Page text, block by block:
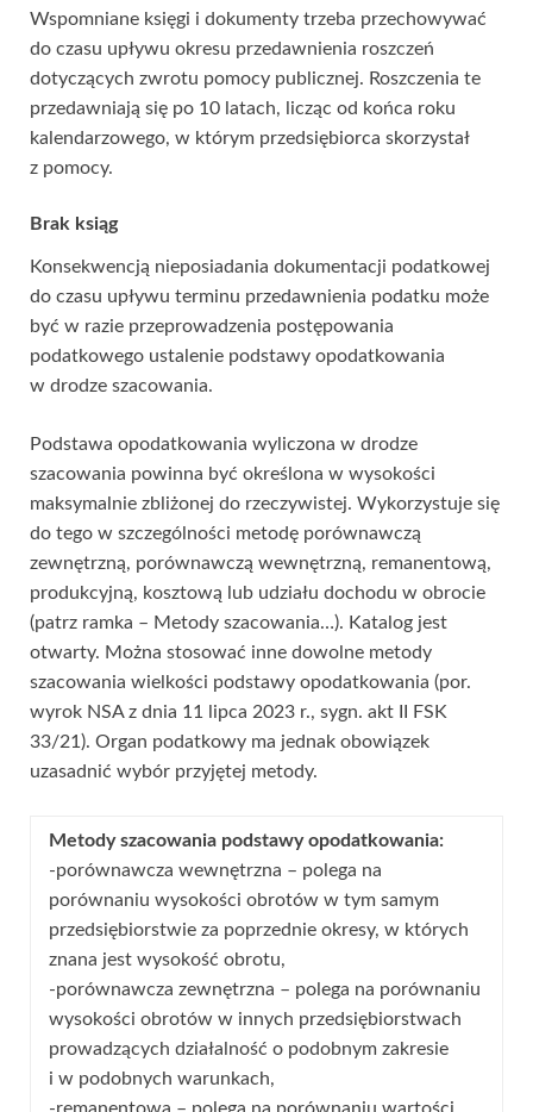
Wspomniane księgi i dokumenty trzeba przechowywać
do czasu upływu okresu przedawnienia roszczeń
dotyczących zwrotu pomocy publicznej. Roszczenia te
przedawniają się po 10 latach, licząc od końca roku
kalendarzowego, w którym przedsiębiorca skorzystał
z pomocy.
Brak ksiąg
Konsekwencją nieposiadania dokumentacji podatkowej
do czasu upływu terminu przedawnienia podatku może
być w razie przeprowadzenia postępowania
podatkowego ustalenie podstawy opodatkowania
w drodze szacowania.
Podstawa opodatkowania wyliczona w drodze
szacowania powinna być określona w wysokości
maksymalnie zbliżonej do rzeczywistej. Wykorzystuje się
do tego w szczególności metodę porównawczą
zewnętrzną, porównawczą wewnętrzną, remanentową,
produkcyjną, kosztową lub udziału dochodu w obrocie
(patrz ramka – Metody szacowania…). Katalog jest
otwarty. Można stosować inne dowolne metody
szacowania wielkości podstawy opodatkowania (por.
wyrok NSA z dnia 11 lipca 2023 r., sygn. akt II FSK
33/21). Organ podatkowy ma jednak obowiązek
uzasadnić wybór przyjętej metody.
Metody szacowania podstawy opodatkowania:
-porównawcza wewnętrzna – polega na
porównaniu wysokości obrotów w tym samym
przedsiębiorstwie za poprzednie okresy, w których
znana jest wysokość obrotu,
-porównawcza zewnętrzna – polega na porównaniu
wysokości obrotów w innych przedsiębiorstwach
prowadzących działalność o podobnym zakresie
i w podobnych warunkach,